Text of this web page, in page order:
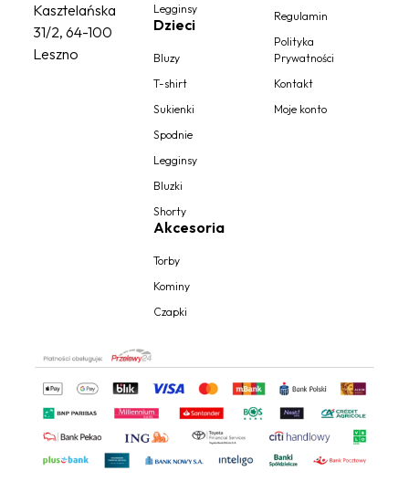
Legginsy
Dzieci
Bluzy
T-shirt
Sukienki
Spodnie
Legginsy
Bluzki
Shorty
Akcesoria
Torby
Kominy
Czapki
Regulamin
Polityka
Prywatności
Kontakt
Moje konto
Kasztelańska
31/2, 64-100
Leszno